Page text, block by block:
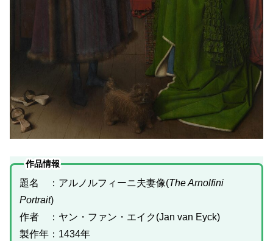
作品情報
題名 ：アルノルフィーニ夫妻像(The Arnolfini
Portrait)
作者 ：ヤン・ファン・エイク(Jan van Eyck)
製作年：1434年